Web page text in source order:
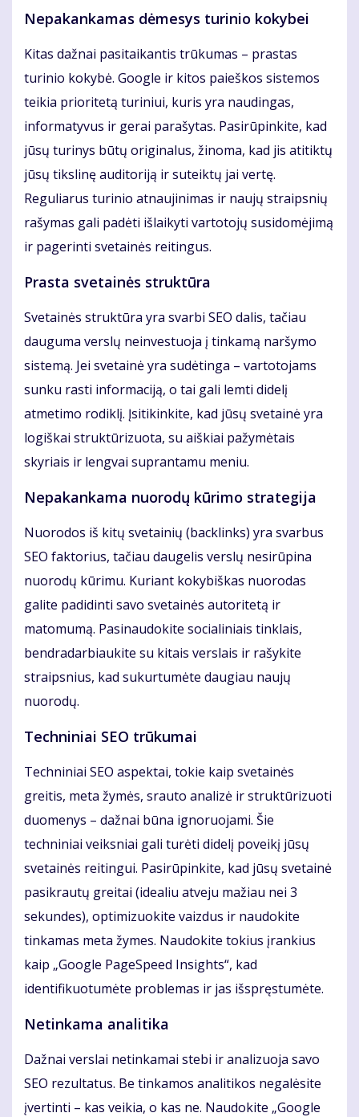
Nepakankamas dėmesys turinio kokybei
Kitas dažnai pasitaikantis trūkumas – prastas
turinio kokybė. Google ir kitos paieškos sistemos
teikia prioritetą turiniui, kuris yra naudingas,
informatyvus ir gerai parašytas. Pasirūpinkite, kad
jūsų turinys būtų originalus, žinoma, kad jis atitiktų
jūsų tikslinę auditoriją ir suteiktų jai vertę.
Reguliarus turinio atnaujinimas ir naujų straipsnių
rašymas gali padėti išlaikyti vartotojų susidomėjimą
ir pagerinti svetainės reitingus.
Prasta svetainės struktūra
Svetainės struktūra yra svarbi SEO dalis, tačiau
dauguma verslų neinvestuoja į tinkamą naršymo
sistemą. Jei svetainė yra sudėtinga – vartotojams
sunku rasti informaciją, o tai gali lemti didelį
atmetimo rodiklį. Įsitikinkite, kad jūsų svetainė yra
logiškai struktūrizuota, su aiškiai pažymėtais
skyriais ir lengvai suprantamu meniu.
Nepakankama nuorodų kūrimo strategija
Nuorodos iš kitų svetainių (backlinks) yra svarbus
SEO faktorius, tačiau daugelis verslų nesirūpina
nuorodų kūrimu. Kuriant kokybiškas nuorodas
galite padidinti savo svetainės autoritetą ir
matomumą. Pasinaudokite socialiniais tinklais,
bendradarbiaukite su kitais verslais ir rašykite
straipsnius, kad sukurtumėte daugiau naujų
nuorodų.
Techniniai SEO trūkumai
Techniniai SEO aspektai, tokie kaip svetainės
greitis, meta žymės, srauto analizė ir struktūrizuoti
duomenys – dažnai būna ignoruojami. Šie
techniniai veiksniai gali turėti didelį poveikį jūsų
svetainės reitingui. Pasirūpinkite, kad jūsų svetainė
pasikrautų greitai (idealiu atveju mažiau nei 3
sekundes), optimizuokite vaizdus ir naudokite
tinkamas meta žymes. Naudokite tokius įrankius
kaip „Google PageSpeed Insights“, kad
identifikuotumėte problemas ir jas išspręstumėte.
Netinkama analitika
Dažnai verslai netinkamai stebi ir analizuoja savo
SEO rezultatus. Be tinkamos analitikos negalėsite
įvertinti – kas veikia, o kas ne. Naudokite „Google